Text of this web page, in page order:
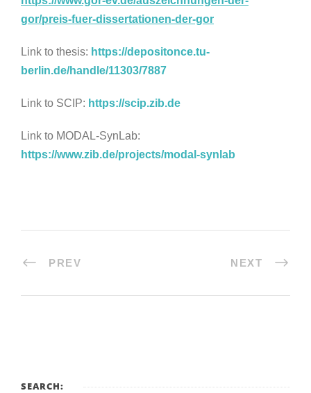
gor/preis-fuer-dissertationen-der-gor
Link to thesis: https://depositonce.tu-
berlin.de/handle/11303/7887
Link to SCIP: https://scip.zib.de
Link to MODAL-SynLab:
https://www.zib.de/projects/modal-synlab
PREV NEXT
SEARCH: